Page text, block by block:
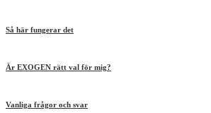
Så här fungerar det
Är EXOGEN rätt val för mig?
Vanliga frågor och svar